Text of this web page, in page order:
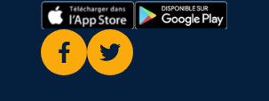
Facebook
Twitter